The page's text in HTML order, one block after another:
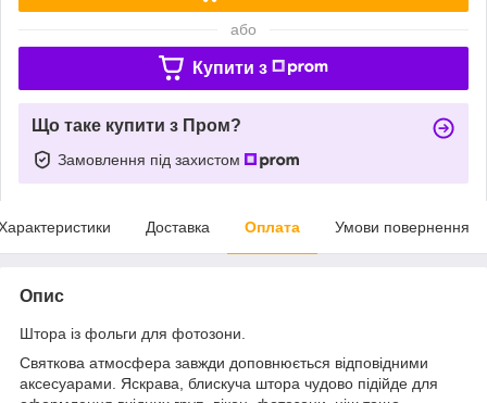
або
Купити з
Що таке купити з Пром?
Замовлення під захистом
Доставка Оплата Умови повернення
Опис
Штора із фольги для фотозони.
Святкова атмосфера завжди доповнюється відповідними
аксесуарами. Яскрава, блискуча штора чудово підійде для